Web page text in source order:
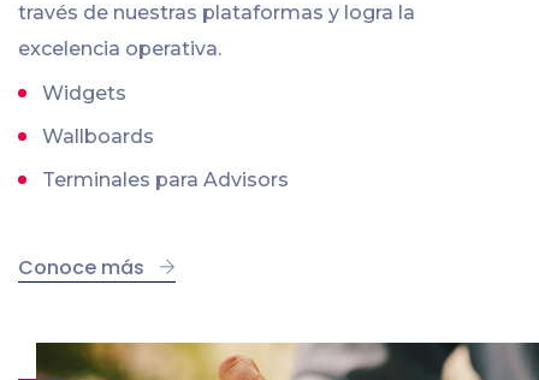
través de nuestras plataformas y logra la
excelencia operativa.
Widgets
Wallboards
Terminales para Advisors
Conoce más